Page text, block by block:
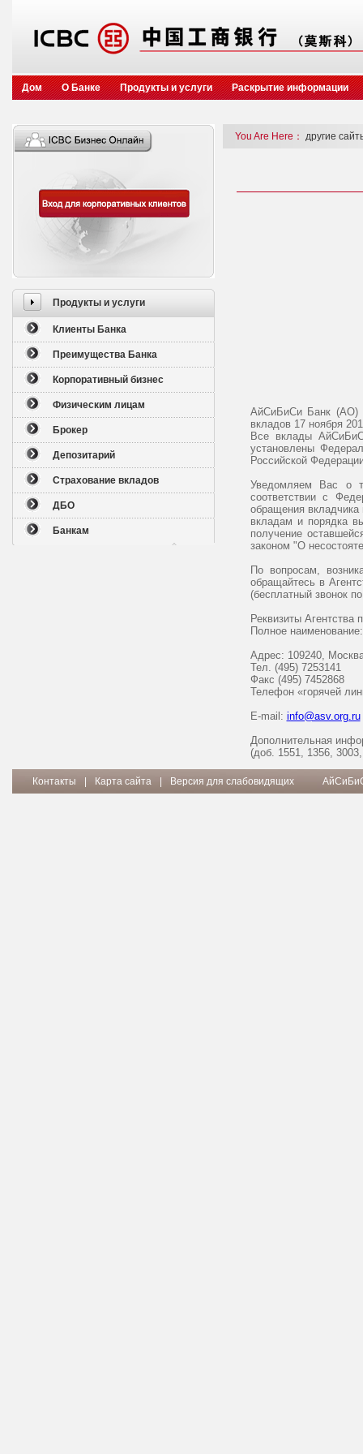
Дом О Банке Продукты и услуги Раскрытие информации
Продукты и услуги
Клиенты Банка
Преимущества Банка
Корпоративный бизнес
Физическим лицам
Брокер
Депозитарий
Страхование вкладов
ДБО
Банкам
You Are Here： другие
АйСиБиСи Банк (АО)
вкладов 17 ноября
Все вклады
установлены
Российской
Уведомляем Вас о
соответствии с
обращения
вкладам и порядка
получение
законом "О
По вопросам,
обращайтесь в
(бесплатный звонок
Реквизиты Агентства
Полное
Адрес: 109240,
Тел. (495) 7253141
Факс (495) 7452868
Телефон «горячей
E-mail: info@asv.org.ru
Дополнительная
(доб. 1551, 1356,
Контакты Карта сайта Версия для слабовидящих